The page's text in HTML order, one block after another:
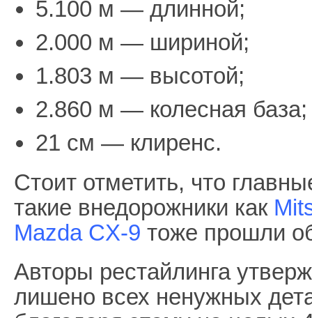
5.100 м — длинной;
2.000 м — шириной;
1.803 м — высотой;
2.860 м — колесная база;
21 см — клиренс.
Стоит отметить, что
такие внедорожники как
Mazda CX-9 тоже прошли
Авторы рестайлинга
лишено всех ненужных